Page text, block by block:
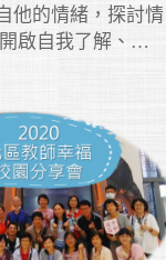
他的情緒，探討情
啟自我了解、與